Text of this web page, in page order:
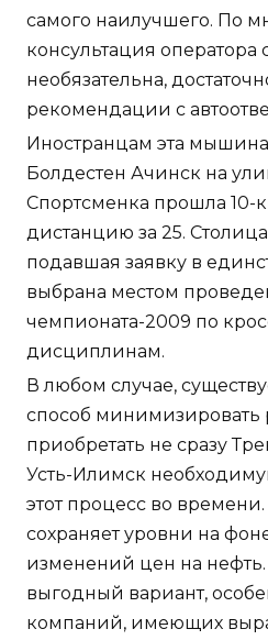
самого наилучшего. По
консультация оператора
необязательна,
рекомендации с
Иностранцам эта
Болдестен Ачинск на
Спортсменка прошла 10-
дистанцию за 25.
подавшая заявку в
выбрана местом
чемпионата-2009 по
дисциплинам.
В любом случае,
способ
приобретать не сразу
Усть-Илимск
этот процесс во
сохраняет уровни на
изменений цен на нефть.
выгодный вариант,
компаний, имеющих